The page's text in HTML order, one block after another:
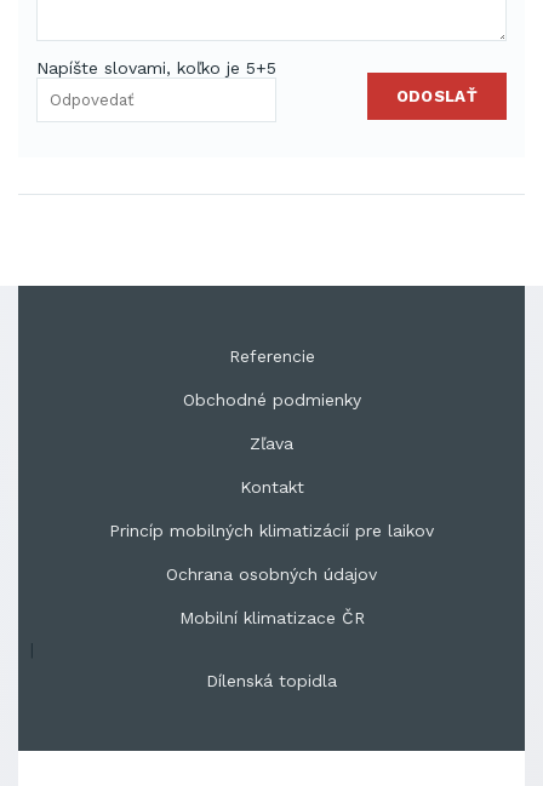
Napíšte slovami, koľko je 5+5
ODOSLAŤ
Referencie
Obchodné podmienky
Zľava
Kontakt
Princíp mobilných klimatizácií pre laikov
Ochrana osobných údajov
Mobilní klimatizace ČR
|
Dílenská topidla